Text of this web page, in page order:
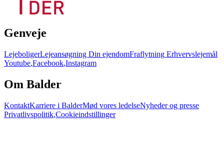
Genveje
LejeboligerLejeansøgning Din ejendomFraflytning Erhvervslejemål
Youtube,Facebook,Instagram
Om Balder
KontaktKarriere i BalderMød vores ledelseNyheder og presse
Privatlivspolitik,Cookieindstillinger